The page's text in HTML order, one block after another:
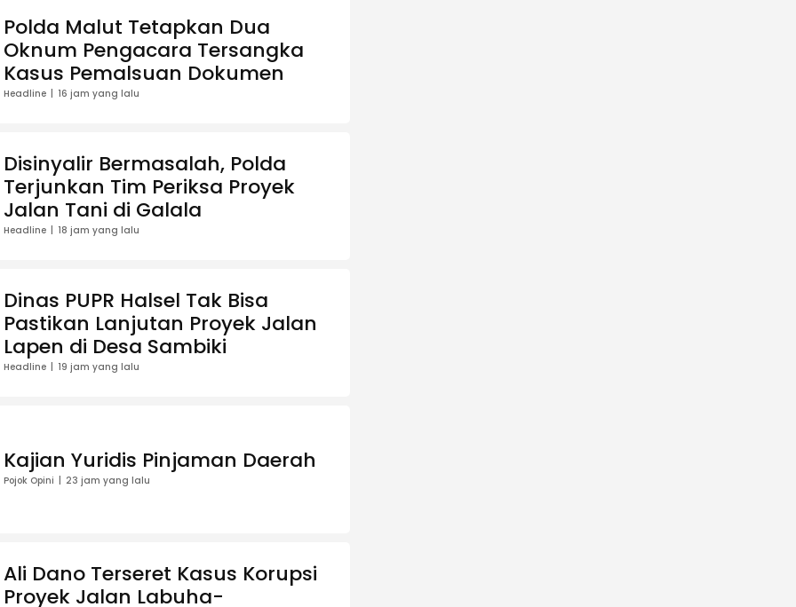
Polda Malut Tetapkan Dua
Oknum Pengacara Tersangka
Kasus Pemalsuan Dokumen
Headline 16 jam yang lalu
Disinyalir Bermasalah, Polda
Terjunkan Tim Periksa Proyek
Jalan Tani di Galala
Headline 18 jam yang lalu
Dinas PUPR Halsel Tak Bisa
Pastikan Lanjutan Proyek Jalan
Lapen di Desa Sambiki
Headline 19 jam yang lalu
Kajian Yuridis Pinjaman Daerah
Pojok Opini 23 jam yang lalu
Ali Dano Terseret Kasus Korupsi
Proyek Jalan Labuha-